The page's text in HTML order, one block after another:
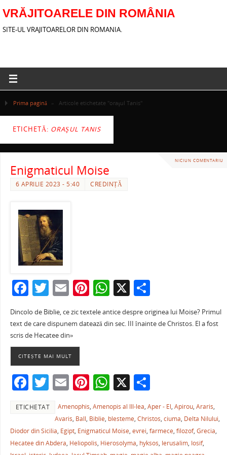
VRĂJITOARELE DIN ROMÂNIA
SITE-UL VRAJITOARELOR DIN ROMANIA.
Prima pagină » Articole etichetate "oraşul Tanis"
ETICHETĂ: ORAŞUL TANIS
NICIUN COMENTARIU
Enigmaticul Moise
6 APRILIE 2023 - 5:40 CREDINȚĂ
F
a
c
e
b
o
o
k
T
w
itt
er
E
m
ai
l
Pi
nt
er
W
h
at
p
p
X P
ar
ta
ză
Dincolo de Biblie, ce zic textele antice despre originea lui Moise? Primul
text de care dispunem datează din sec. III înainte de Christos. El a fost
scris de Hecatee din»
CITEȘTE MAI MULT
F
c
e
b
T
w
itt
er
E
m
ai
l
Pi
nt
er
e
st
W
h
at
s
A
X P
ar
ta
je
a
ETICHETAT Amenophis,Amenopis al III-lea,Aper - El,Apirou,Araris,
Avaris, Ball, Biblie, blesteme,Christos,ciuma, Delta Nilului,
Diodor din Sicilia, Egipt, Enigmaticul Moise, evrei, farmece, filozof, Grecia,
Hecatee din Abdera, Heliopolis, Hierosolyma, hyksos, Ierusalim, Iosif,